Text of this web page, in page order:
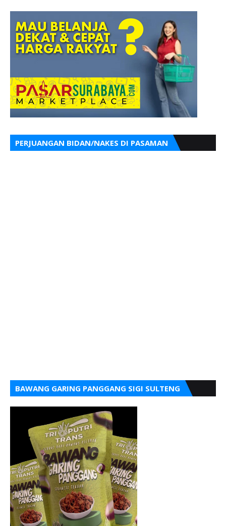
PERJUANGAN BIDAN/NAKES DI PASAMAN
BAWANG GARING PANGGANG SIGI SULTENG